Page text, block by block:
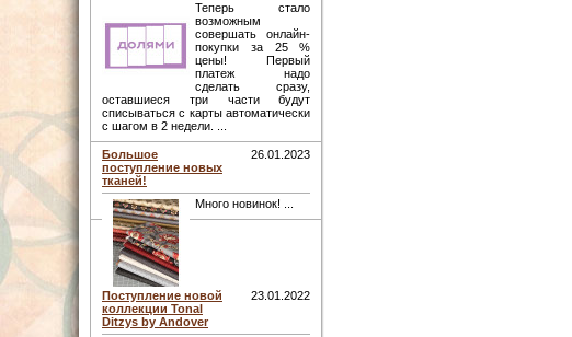
Теперь стало
возможным
совершать онлайн-
покупки за 25 %
цены! Первый
платеж надо
сделать сразу,
оставшиеся три части будут
списываться с карты автоматически
с шагом в 2 недели. ...
Большое
поступление новых
тканей!
26.01.2023
Много новинок! ...
Поступление новой
коллекции Tonal
Ditzys by Andover
23.01.2022